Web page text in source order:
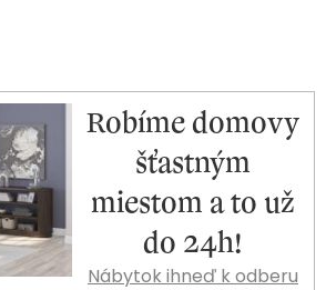
Robíme domovy
šťastným
miestom a to už
do 24h!
Nábytok ihneď k odberu